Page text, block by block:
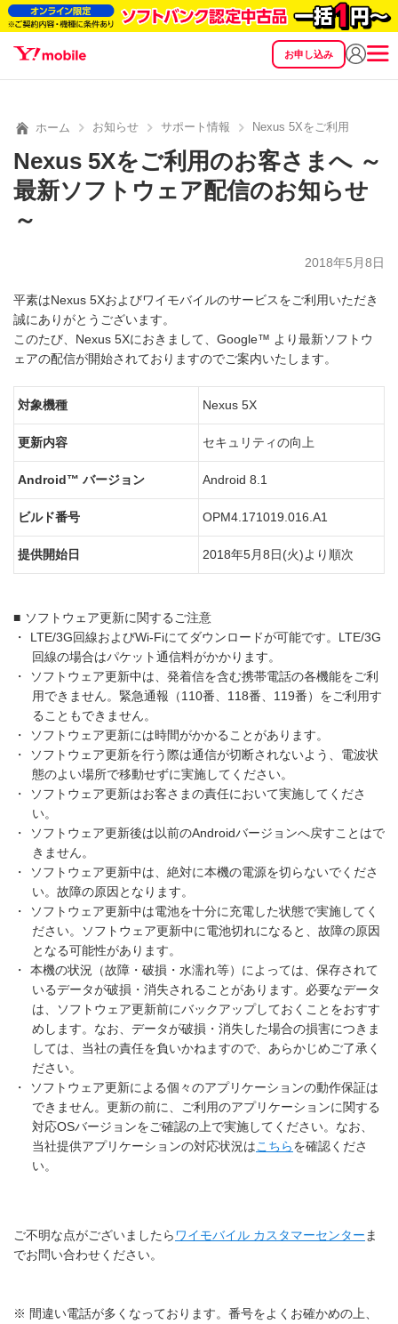
お申し込み
SEARCH
ホーム お知らせ サポート情報 Nexus 5Xをご利用のお客
Nexus 5Xをご利用のお客さまへ ～
最新ソフトウェア配信のお知らせ
～
2018年5月8日
平素はNexus 5Xおよびワイモバイルのサービスをご利用いただき
誠にありがとうございます。
このたび、Nexus 5Xにおきまして、Google™ より最新ソフトウ
ェアの配信が開始されておりますのでご案内いたします。
対象機種 Nexus 5X
更新内容 セキュリティの向上
Android™ バージョン Android 8.1
ビルド番号 OPM4.171019.016.A1
提供開始日 2018年5月8日(火)より順次
■ ソフトウェア更新に関するご注意
・
LTE/3G回線およびWi-Fiにてダウンロードが可能です。LTE/3G
回線の場合はパケット通信料がかかります。
・
ソフトウェア更新中は、発着信を含む携帯電話の各機能をご利
用できません。緊急通報（110番、118番、119番）をご利用す
ることもできません。
・
ソフトウェア更新には時間がかかることがあります。
・
ソフトウェア更新を行う際は通信が切断されないよう、電波状
態のよい場所で移動せずに実施してください。
・
ソフトウェア更新はお客さまの責任において実施してくださ
い。
・
ソフトウェア更新後は以前のAndroidバージョンへ戻すことはで
きません。
・
ソフトウェア更新中は、絶対に本機の電源を切らないでくださ
い。故障の原因となります。
・
ソフトウェア更新中は電池を十分に充電した状態で実施してく
ださい。ソフトウェア更新中に電池切れになると、故障の原因
となる可能性があります。
・
本機の状況（故障・破損・水濡れ等）によっては、保存されて
いるデータが破損・消失されることがあります。必要なデータ
は、ソフトウェア更新前にバックアップしておくことをおすす
めします。なお、データが破損・消失した場合の損害につきま
しては、当社の責任を負いかねますので、あらかじめご了承く
ださい。
・
ソフトウェア更新による個々のアプリケーションの動作保証は
できません。更新の前に、ご利用のアプリケーションに関する
対応OSバージョンをご確認の上で実施してください。なお、
当社提供アプリケーションの対応状況はこちらを確認くださ
い。
ご不明な点がございましたらワイモバイル カスタマーセンター ま
でお問い合わせください。
※ 間違い電話が多くなっております。番号をよくお確かめの上、